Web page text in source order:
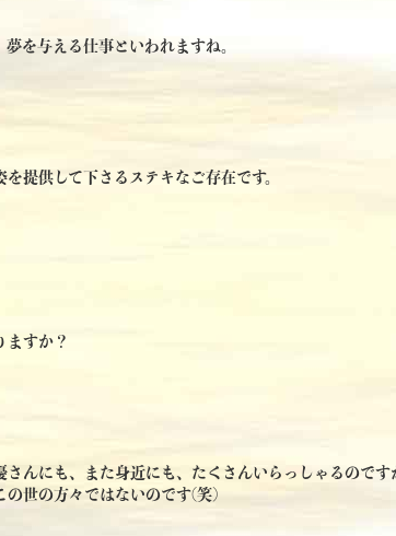
を与える仕事といわれますね。
提供して下さるステキなご存在です。
ますか？
んにも、また身近にも、たくさんいらっしゃるのです
の世の方々ではないのです(笑)